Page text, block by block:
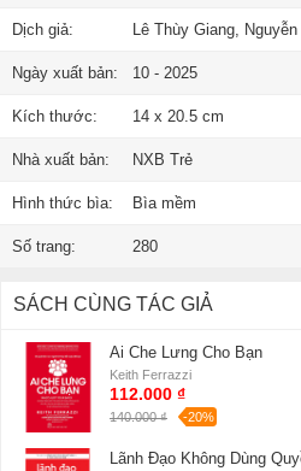
Dịch giả: Lê Thùy Giang,
Ngày xuất bản: 10 - 2025
Kích thước: 14 x 20.5 cm
Nhà xuất bản: NXB Trẻ
Hình thức bìa: Bìa mềm
Số trang: 280
SÁCH CÙNG TÁC GIẢ
Ai Che Lưng Cho Bạn
Keith Ferrazzi
112.000 ₫
140.000 ₫ -20%
Lãnh Đạo Không Dùng